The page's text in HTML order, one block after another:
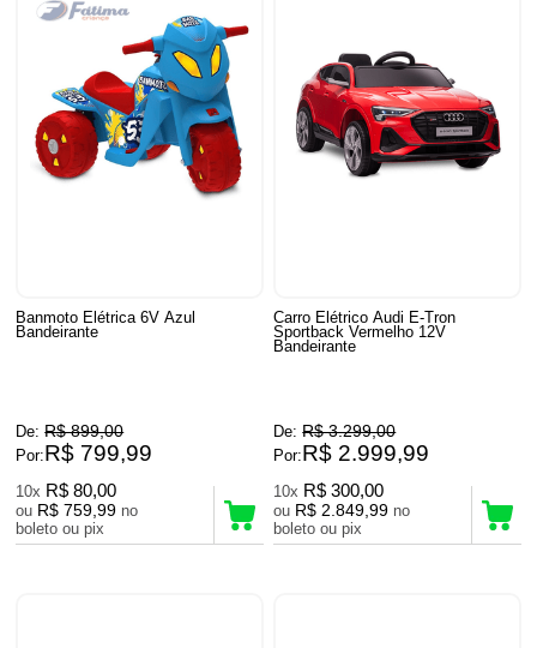
Banmoto Elétrica 6V Azul
Bandeirante
De: R$ 899,00
Por:R$ 799,99
10x R$ 80,00
ou R$ 759,99 no
boleto ou pix
Carro Elétrico Audi E-Tron
Sportback Vermelho 12V
Bandeirante
De: R$ 3.299,00
Por:R$ 2.999,99
10x R$ 300,00
ou R$ 2.849,99 no
boleto ou pix